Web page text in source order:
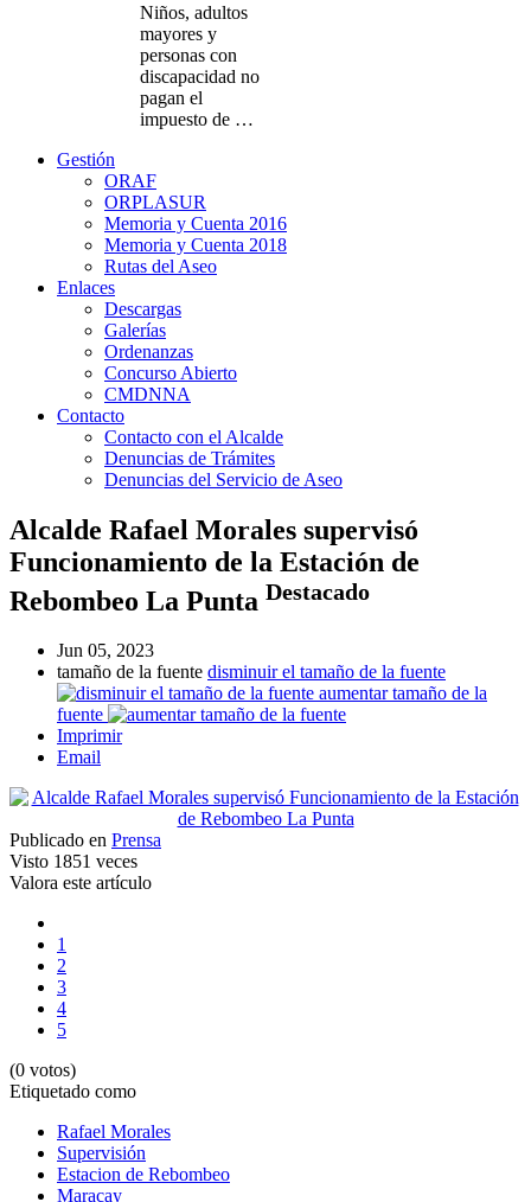
Niños, adultos
mayores y
personas con
discapacidad no
pagan el
impuesto de …
Gestión
ORAF
ORPLASUR
Memoria y Cuenta 2016
Memoria y Cuenta 2018
Rutas del Aseo
Enlaces
Descargas
Galerías
Ordenanzas
Concurso Abierto
CMDNNA
Contacto
Contacto con el Alcalde
Denuncias de Trámites
Denuncias del Servicio de Aseo
Alcalde Rafael Morales supervisó
Funcionamiento de la Estación de
Rebombeo La Punta Destacado
Jun 05, 2023
tamaño de la fuente disminuir el tamaño de la fuente
aumentar tamaño de la
fuente
Imprimir
Email
Publicado en Prensa
Visto 1851 veces
Valora este artículo
1
2
3
4
5
(0 votos)
Etiquetado como
Rafael Morales
Supervisión
Estacion de Rebombeo
Maracay